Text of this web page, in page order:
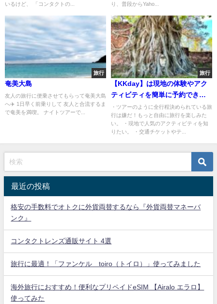
いるけど、 「コンタクトの...
り、普段からYaho...
旅行
奄美大島
友人の旅行に便乗させてもらって奄美大島
へ✈️ 1日早く前乗りして 友人と合流するま
で奄美を満喫。 ナイトツアーで...
旅行
【KKday】は現地の体験やアク
ティビティを簡単に予約できる
サービス
・ツアーのように全行程決められている旅
行は嫌だ！もっと自由に旅行を楽しみた
い。 ・現地で人気のアクティビティを知
りたい。 ・交通チケットやテ...
最近の投稿
格安の手数料でオトクに外貨両替するなら『外貨両替マネーバ
ンク』
コンタクトレンズ通販サイト 4選
旅行に最適！「ファンケル toiro（トイロ）」使ってみました
海外旅行におすすめ！便利なプリペイドeSIM 【Airalo エラロ】
使ってみた